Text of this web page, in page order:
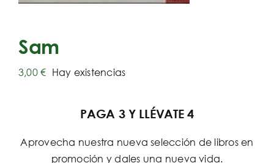
Sam
3,00€ Hay existencias
PAGA 3 Y LLÉVATE 4
Aprovecha nuestra nueva selección de libros en
promoción y dales una nueva vida.